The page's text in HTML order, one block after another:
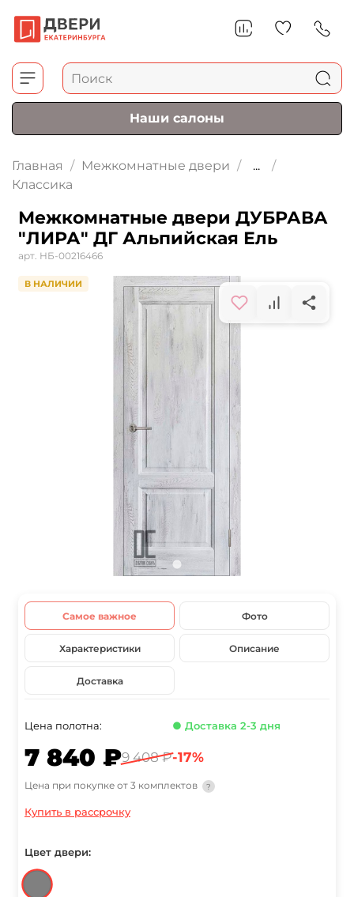
Наши салоны
Главная Межкомнатные двери
...
Классика
Межкомнатные двери ДУБРАВА
"ЛИРА" ДГ Альпийская Ель
арт. НБ-00216466
В НАЛИЧИИ
Самое важное Фото
Характеристики Описание
Доставка
Цена полотна: ● Доставка 2-3 дня
7 840 ₽9 408 ₽-17%
Цена при покупке от 3 комплектов ?
Купить в рассрочку
Цвет двери: